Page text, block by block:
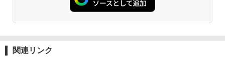
関連リンク